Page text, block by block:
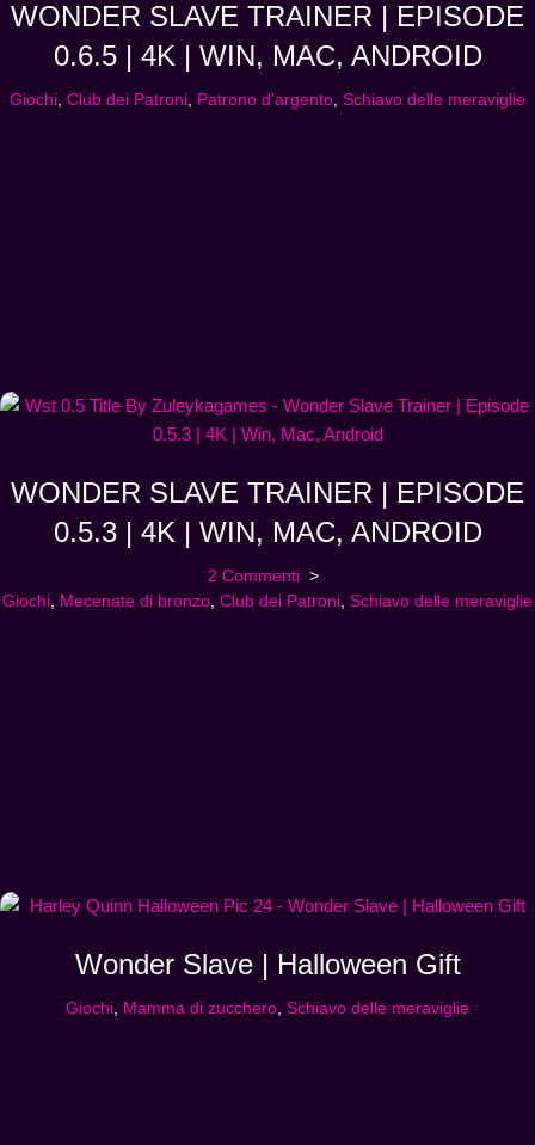
WONDER SLAVE TRAINER | EPISODE
0.6.5 | 4K | WIN, MAC, ANDROID
Giochi Club dei Patroni Patrono d'argento Schiavo delle meraviglie
WONDER SLAVE TRAINER | EPISODE
0.5.3 | 4K | WIN, MAC, ANDROID
2 Commenti
Giochi Mecenate di bronzo Club dei Patroni Schiavo delle meraviglie
Wonder Slave | Halloween Gift
Giochi, Mamma di zucchero, Schiavo delle meraviglie